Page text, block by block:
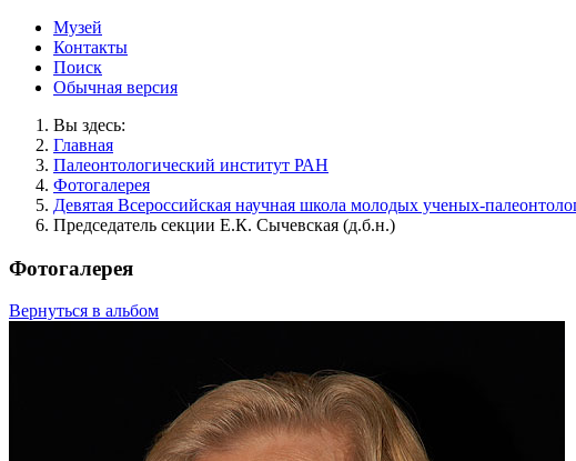
Музей
Контакты
Поиск
Обычная версия
Вы здесь:
Главная
Палеонтологический институт РАН
Фотогалерея
Девятая Всероссийская научная школа молодых ученых-
Председатель секции Е.К. Сычевская (д.б.н.)
Фотогалерея
Вернуться в альбом